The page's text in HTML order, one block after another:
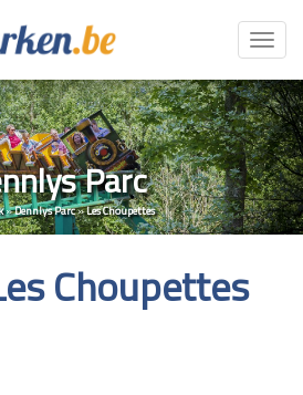
Parc
»Dennlys Parc»Les Choupettes
Choupettes